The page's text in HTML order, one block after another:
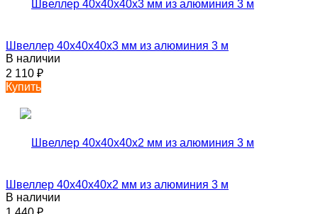
Швеллер 40х40х40х3 мм из алюминия 3 м
В наличии
2 110 ₽
Купить
Швеллер 40х40х40х2 мм из алюминия 3 м
В наличии